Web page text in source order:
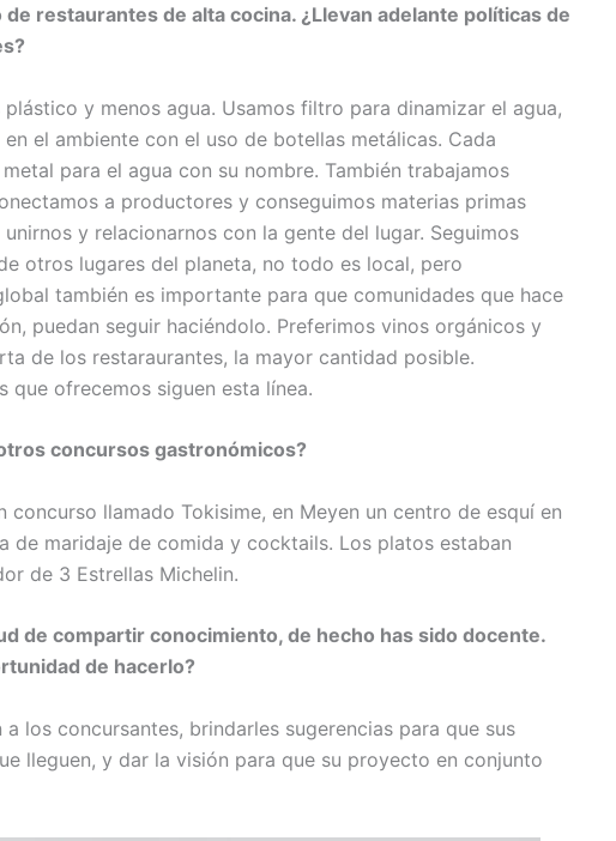
restaurantes de alta cocina. ¿Llevan adelante políticas de
y menos agua. Usamos filtro para dinamizar el agua,
el ambiente con el uso de botellas metálicas. Cada
para el agua con su nombre. También trabajamos
a productores y conseguimos materias primas
y relacionarnos con la gente del lugar. Seguimos
otros lugares del planeta, no todo es local, pero
también es importante para que comunidades que hace
puedan seguir haciéndolo. Preferimos vinos orgánicos y
de los restaraurantes, la mayor cantidad posible.
que ofrecemos siguen esta línea.
concursos gastronómicos?
concurso llamado Tokisime, en Meyen un centro de esquí en
de maridaje de comida y cocktails. Los platos estaban
de 3 Estrellas Michelin.
de compartir conocimiento, de hecho has sido docente.
de hacerlo?
los concursantes, brindarles sugerencias para que sus
lleguen, y dar la visión para que su proyecto en conjunto